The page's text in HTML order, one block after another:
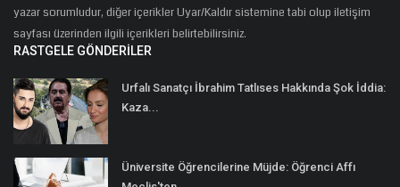
yazar sorumludur, diğer içerikler Uyar/Kaldır sistemine tabi olup iletişim
sayfası üzerinden ilgili içerikleri belirtebilirsiniz.
RASTGELE GÖNDERILER
Urfalı Sanatçı İbrahim Tatlıses Hakkında Şok İddia:
Kaza...
Üniversite Öğrencilerine Müjde: Öğrenci Affı